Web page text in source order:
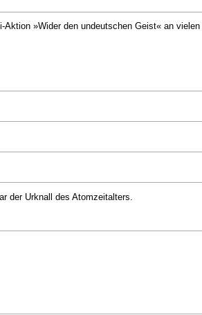
»Wider den undeutschen Geist« an
der Urknall des Atomzeitalters.